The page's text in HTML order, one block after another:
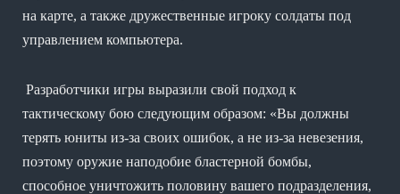
на карте, а также дружественные игроку солдаты под
управлением компьютера.
Разработчики игры выразили свой подход к
тактическому бою следующим образом: «Вы должны
терять юниты из-за своих ошибок, а не из-за невезения,
поэтому оружие наподобие бластерной бомбы,
способное уничтожить половину вашего подразделения,